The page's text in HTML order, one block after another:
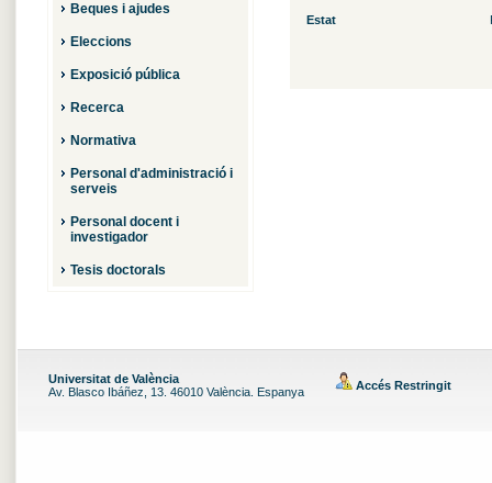
Beques i ajudes
Eleccions
Exposició pública
Recerca
Normativa
Personal d'administració i
serveis
Personal docent i
investigador
Tesis doctorals
Estat
Universitat de València
Av. Blasco Ibáñez, 13. 46010 València. Espanya
Accés Restringit